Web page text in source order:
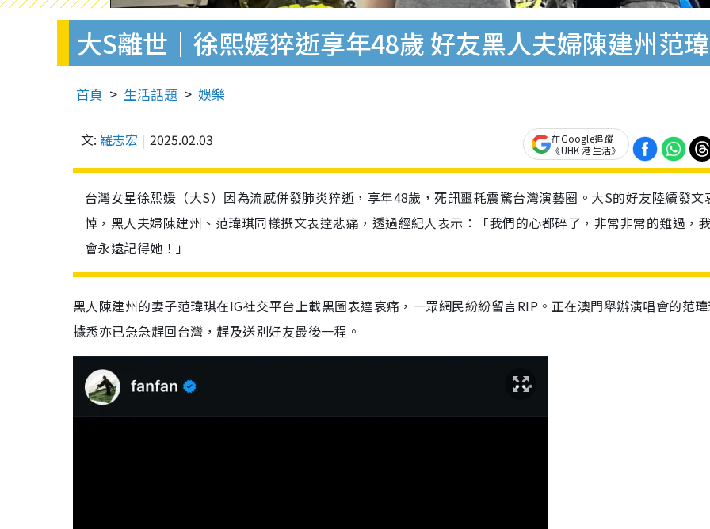
大S離世｜徐熙媛猝逝享年48歲 好友黑人夫婦陳建州范
首頁 生活話題 娛樂
文: 羅志宏 2025.02.03
在Google追蹤
《UHK 港生活》
台灣女星徐熙媛（大S）因為流感併發肺炎猝逝，享年48歲，死訊噩耗震驚台灣演藝圈。大S的好友陸續發文
悼，黑人夫婦陳建州、范瑋琪同樣撰文表達悲痛，透過經紀人表示：「我們的心都碎了，非常非常的難過，
會永遠記得她！」
黑人陳建州的妻子范瑋琪在IG社交平台上載黑圖表達哀痛，一眾網民紛紛留言RIP。正在澳門舉辦演唱會的范
據悉亦已急急趕回台灣，趕及送別好友最後一程。